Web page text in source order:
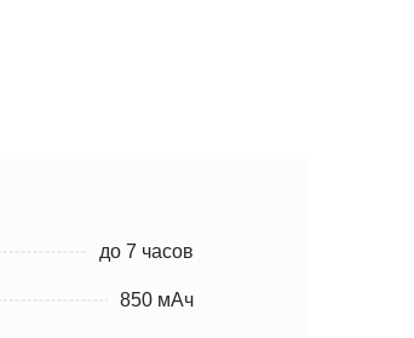
до 7 часов
850 мАч